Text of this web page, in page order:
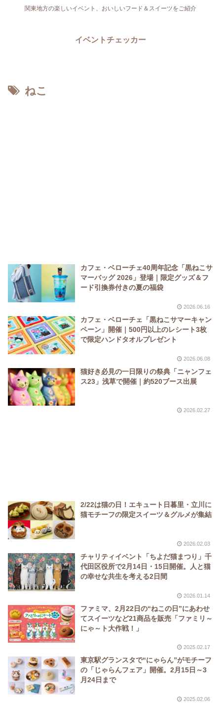
関東地方の楽しいイベント、おいしいフード＆スイーツをご紹介
イベントチェッカー
ねこ
カフェ・ベローチェ40周年記念「黒ねこサ
マーバッグ 2026」登場｜限定グッズ＆フ
ード引換券付きの夏の福袋
2026.06.16
カフェ・ベローチェ「黒ねこサマーキャン
ペーン」開催｜500円以上のレシート3枚
で限定ハンドタオルプレゼント
2026.06.08
猫好き必見の一日限りの祭典「ニャンフェ
ス23」浅草で開催｜約520ブース出展
2026.02.27
2/22は猫の日！エキュート日暮里・立川に
猫モチーフの限定スイーツ＆グルメが集結
2026.02.03
チャリティイベント「ちよだ猫まつり」千
代田区役所で2月14日・15日開催。人と猫
の幸せな共生を考える2日間
2026.01.14
ファミマ、2月22日の“ねこの日”にあわせ
てスイーツなど21商品を販売「ファミリ～
にゃ～ト大作戦！」
2025.02.17
東京駅グランスタで“にゃらん”がモチーフ
の「じゃらんフェア」開催。2月15日～3
月24日まで
2025.02.06